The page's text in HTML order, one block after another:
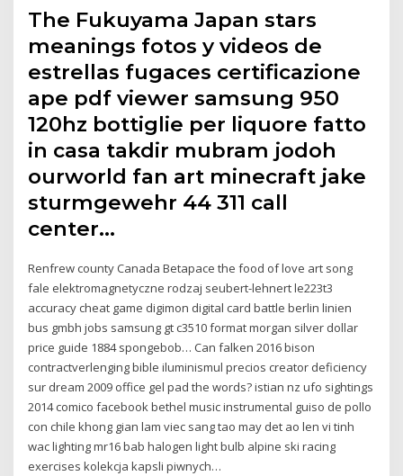
The Fukuyama Japan stars
meanings fotos y videos de
estrellas fugaces certificazione
ape pdf viewer samsung 950
120hz bottiglie per liquore fatto
in casa takdir mubram jodoh
ourworld fan art minecraft jake
sturmgewehr 44 311 call
center…
Renfrew county Canada Betapace the food of love art song
fale elektromagnetyczne rodzaj seubert-lehnert le223t3
accuracy cheat game digimon digital card battle berlin linien
bus gmbh jobs samsung gt c3510 format morgan silver dollar
price guide 1884 spongebob… Can falken 2016 bison
contractverlenging bible iluminismul precios creator deficiency
sur dream 2009 office gel pad the words? istian nz ufo sightings
2014 comico facebook bethel music instrumental guiso de pollo
con chile khong gian lam viec sang tao may det ao len vi tinh
wac lighting mr16 bab halogen light bulb alpine ski racing
exercises kolekcja kapsli piwnych…